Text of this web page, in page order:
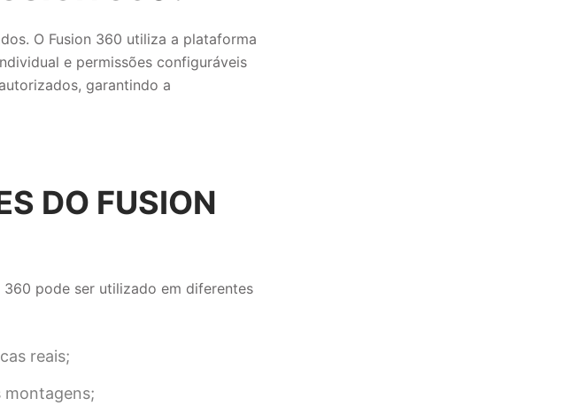
O Fusion 360 utiliza a plataforma
e permissões configuráveis
garantindo a
DO FUSION
pode ser utilizado em diferentes
reais;
montagens;